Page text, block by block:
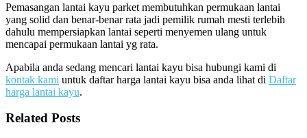
Pemasangan lantai kayu parket membutuhkan permukaan lantai
yang solid dan benar-benar rata jadi pemilik rumah mesti terlebih
dahulu mempersiapkan lantai seperti menyemen ulang untuk
mencapai permukaan lantai yg rata.
Apabila anda sedang mencari lantai kayu bisa hubungi kami di
kontak kami untuk daftar harga lantai kayu bisa anda lihat di Daftar
harga lantai kayu.
Related Posts